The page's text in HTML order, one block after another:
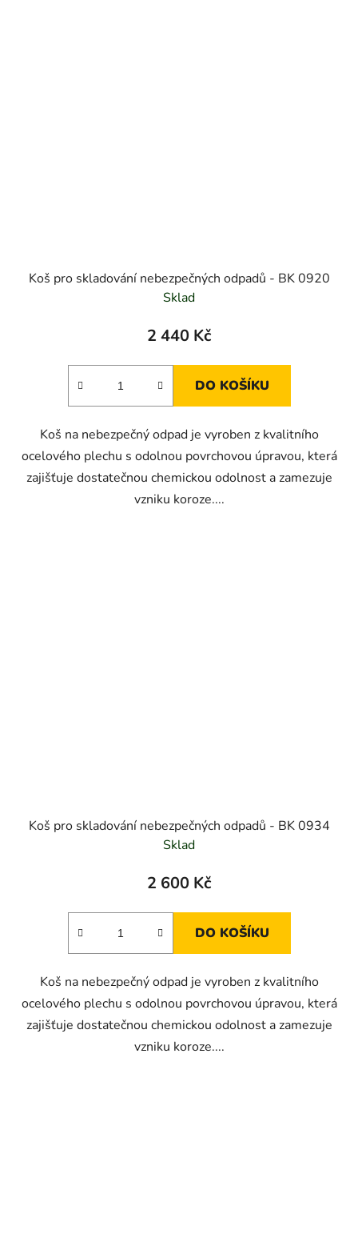
Koš pro skladování nebezpečných odpadů - BK 0920
Sklad
2 440 Kč
DO KOŠÍKU
Koš na nebezpečný odpad je vyroben z kvalitního
ocelového plechu s odolnou povrchovou úpravou, která
zajišťuje dostatečnou chemickou odolnost a zamezuje
vzniku koroze....
Koš pro skladování nebezpečných odpadů - BK 0934
Sklad
2 600 Kč
DO KOŠÍKU
Koš na nebezpečný odpad je vyroben z kvalitního
ocelového plechu s odolnou povrchovou úpravou, která
zajišťuje dostatečnou chemickou odolnost a zamezuje
vzniku koroze....